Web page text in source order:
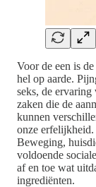
Voor de een is
hel op aarde.
seks, de
zaken die de
kunnen
onze erfelijkheid.
Beweging,
voldoende
af en toe wat
ingrediënten.